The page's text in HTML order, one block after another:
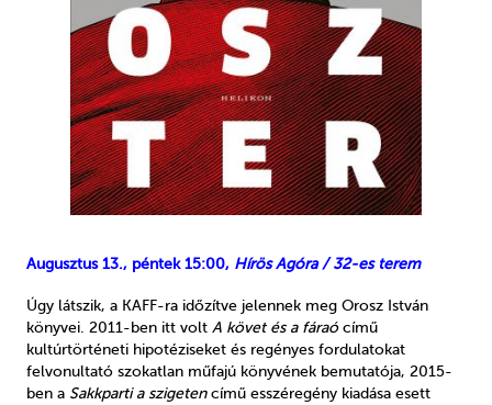
Augusztus 13., péntek 15:00, Hírös Agóra / 32-es terem
Úgy látszik, a KAFF-ra időzítve jelennek meg Orosz István
könyvei. 2011-ben itt volt A követ és a fáraócímű
kultúrtörténeti hipotéziseket és regényes fordulatokat
felvonultató szokatlan műfajú könyvének bemutatója, 2015-
ben a Sakkparti a szigetencímű esszéregény kiadása esett